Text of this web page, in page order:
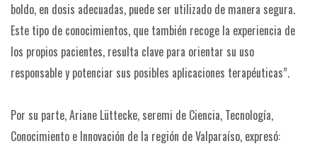
boldo, en dosis adecuadas, puede ser utilizado de manera segura.
Este tipo de conocimientos, que también recoge la experiencia de
los propios pacientes, resulta clave para orientar su uso
responsable y potenciar sus posibles aplicaciones terapéuticas”.
Por su parte, Ariane Lüttecke, seremi de Ciencia, Tecnología,
Conocimiento e Innovación de la región de Valparaíso, expresó: